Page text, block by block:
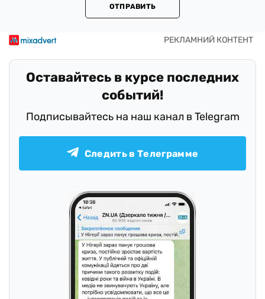
ОТПРАВИТЬ
Оставайтесь в курсе последних
событий!
Подписывайтесь на наш канал в Telegram
Следить в Телеграмме